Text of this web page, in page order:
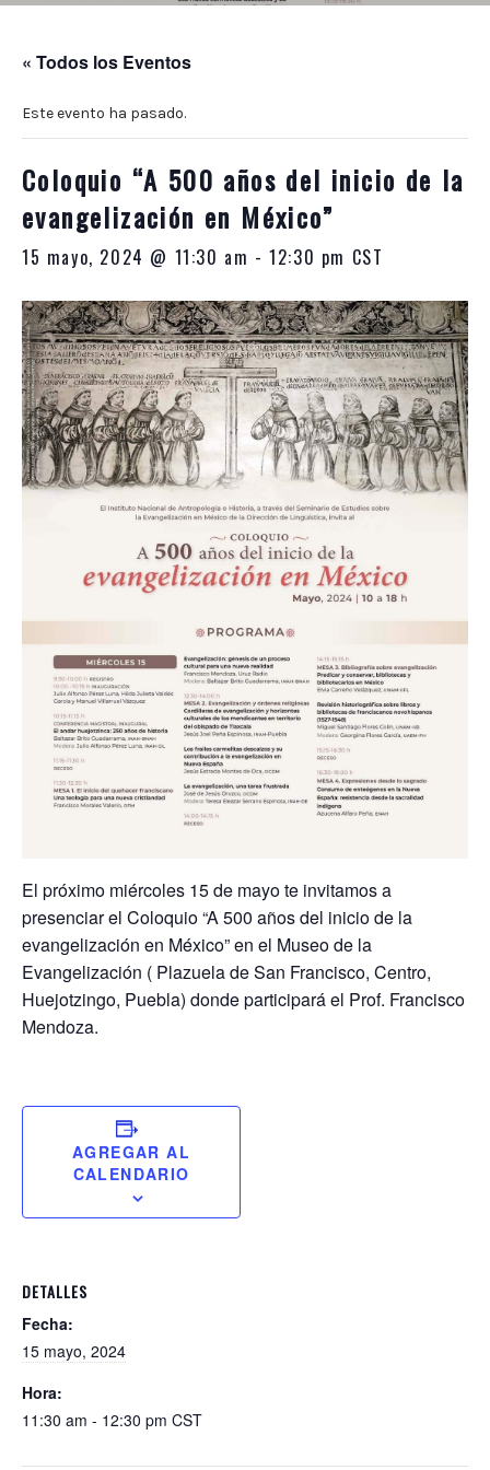
« Todos los Eventos
Este evento ha pasado.
Coloquio “A 500 años del inicio de la
evangelización en México”
15 mayo, 2024 @ 11:30 am -12:30 pm CST
El próximo miércoles 15 de mayo te invitamos a
presenciar el Coloquio “A 500 años del inicio de la
evangelización en México” en el Museo de la
Evangelización ( Plazuela de San Francisco, Centro,
Huejotzingo, Puebla) donde participará el Prof. Francisco
Mendoza.
AGREGAR AL
CALENDARIO
DETALLES
Fecha:
15 mayo, 2024
Hora:
11:30 am - 12:30 pm CST